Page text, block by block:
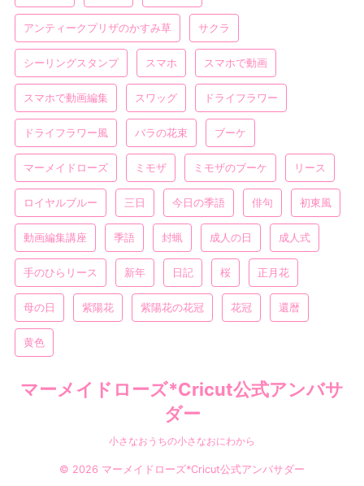
アンティークプリザのかすみ草 サクラ
シーリングスタンプ スマホ スマホで動画
スマホで動画編集 スワッグ ドライフラワー
ドライフラワー風 バラの花束 ブーケ
マーメイドローズ ミモザ ミモザのブーケ リース
ロイヤルブルー 三日 今日の季語 俳句 初東風
動画編集講座 季語 封蝋 成人の日 成人式
手のひらリース 新年 日記 桜 正月花
母の日 紫陽花 紫陽花の花冠 花冠 還暦
黄色
マーメイドローズ*Cricut公式アンバサ
ダー
小さなおうちの小さなおにわから
© 2026 マーメイドローズ*Cricut公式アンバサダー